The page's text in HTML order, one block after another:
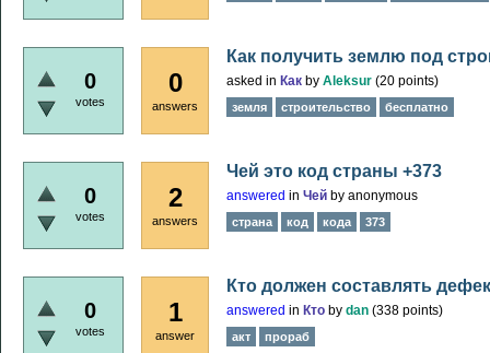
0
votes
0
answers
Как получить землю под
asked in Как by Aleksur (20 points)
земля строительство бесплатно
0
votes
2
answers
Чей это код страны +373
answered in Чей by anonymous
страна код кода 373
0
votes
1
answer
Кто должен составлять
answered in Кто by dan (338 points)
акт прораб